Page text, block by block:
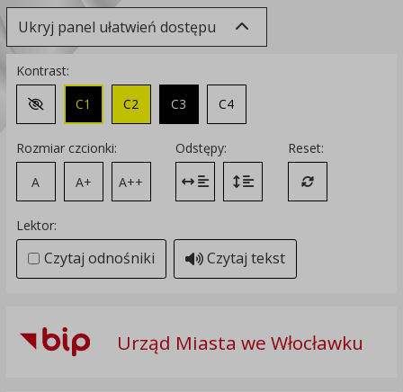
Ukryj panel ułatwień dostępu
Kontrast:
Zmień kontrast na domyślny
C1 C2 C3 C4
Rozmiar czcionki:
A
A+ A++
Odstępy:
Zmień odstęp między literami
Zmień interlinię i margines
Reset:
Przywróć
Lektor:
Czytaj odnośniki Czytaj tekst
Urząd Miasta we Włocławku